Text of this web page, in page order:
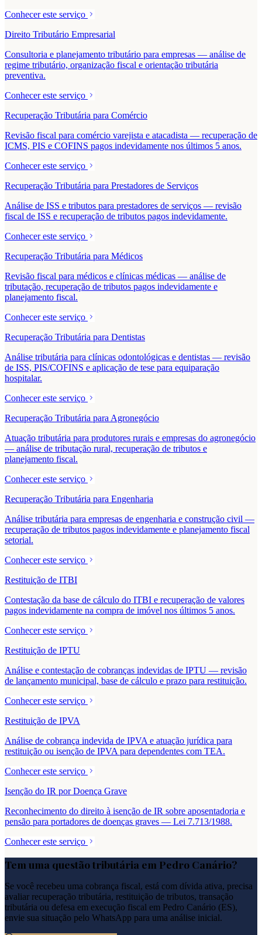
Conhecer este serviço
Direito Tributário Empresarial
Consultoria e planejamento tributário para empresas — análise de
regime tributário, organização fiscal e orientação tributária
preventiva.
Conhecer este serviço
Recuperação Tributária para Comércio
Revisão fiscal para comércio varejista e atacadista — recuperação de
ICMS, PIS e COFINS pagos indevidamente nos últimos 5 anos.
Conhecer este serviço
Recuperação Tributária para Prestadores de Serviços
Análise de ISS e tributos para prestadores de serviços — revisão
fiscal de ISS e recuperação de tributos pagos indevidamente.
Conhecer este serviço
Recuperação Tributária para Médicos
Revisão fiscal para médicos e clínicas médicas — análise de
tributação, recuperação de tributos pagos indevidamente e
planejamento fiscal.
Conhecer este serviço
Recuperação Tributária para Dentistas
Análise tributária para clínicas odontológicas e dentistas — revisão
de ISS, PIS/COFINS e aplicação de tese para equiparação
hospitalar.
Conhecer este serviço
Recuperação Tributária para Agronegócio
Atuação tributária para produtores rurais e empresas do agronegócio
— análise de tributação rural, recuperação de tributos e
planejamento fiscal.
Conhecer este serviço
Recuperação Tributária para Engenharia
Análise tributária para empresas de engenharia e construção civil —
recuperação de tributos pagos indevidamente e planejamento fiscal
setorial.
Conhecer este serviço
Restituição de ITBI
Contestação da base de cálculo do ITBI e recuperação de valores
pagos indevidamente na compra de imóvel nos últimos 5 anos.
Conhecer este serviço
Restituição de IPTU
Análise e contestação de cobranças indevidas de IPTU — revisão
de lançamento municipal, base de cálculo e prazo para restituição.
Conhecer este serviço
Restituição de IPVA
Análise de cobrança indevida de IPVA e atuação jurídica para
restituição ou isenção de IPVA para dependentes com TEA.
Conhecer este serviço
Isenção do IR por Doença Grave
Reconhecimento do direito à isenção de IR sobre aposentadoria e
pensão para portadores de doenças graves — Lei 7.713/1988.
Conhecer este serviço
Tem uma questão tributária em Pedro Canário?
Se você recebeu uma cobrança fiscal, está com dívida ativa, precisa
avaliar recuperação tributária, restituição de tributos, transação
tributária ou defesa em execução fiscal em Pedro Canário (ES),
envie sua situação pelo WhatsApp para uma análise inicial.